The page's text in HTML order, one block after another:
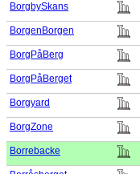
BorgbySkans
BorgenBorgen
BorgPåBerg
BorgPåBerget
Borgyard
BorgZone
Borrebacke